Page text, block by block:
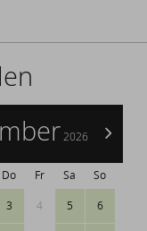
>
2026
Do Fr Sa
So
3 4 5 6